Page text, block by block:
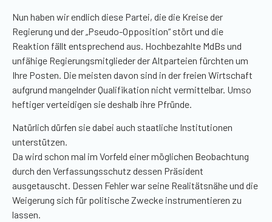
Nun haben wir endlich diese Partei, die die Kreise der
Regierung und der „Pseudo-Opposition“ stört und die
Reaktion fällt entsprechend aus. Hochbezahlte MdBs und
unfähige Regierungsmitglieder der Altparteien fürchten um
Ihre Posten. Die meisten davon sind in der freien Wirtschaft
aufgrund mangelnder Qualifikation nicht vermittelbar. Umso
heftiger verteidigen sie deshalb ihre Pfründe.
Natürlich dürfen sie dabei auch staatliche Institutionen
unterstützen.
Da wird schon mal im Vorfeld einer möglichen Beobachtung
durch den Verfassungsschutz dessen Präsident
ausgetauscht. Dessen Fehler war seine Realitätsnähe und die
Weigerung sich für politische Zwecke instrumentieren zu
lassen.